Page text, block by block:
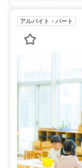
アルバイト・パート